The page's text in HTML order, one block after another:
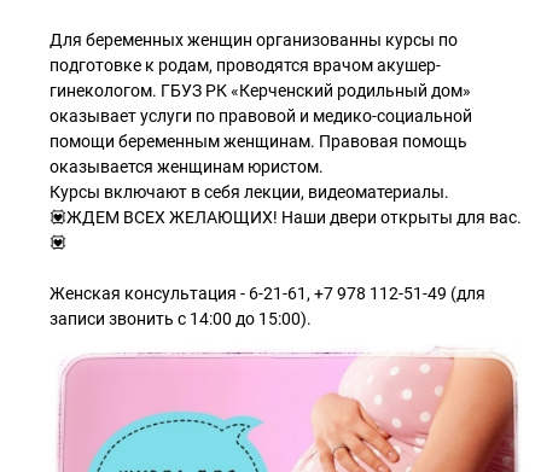
Для беременных женщин организованны курсы по
подготовке к родам, проводятся врачом акушер-
гинекологом. ГБУЗ РК «Керченский родильный дом»
оказывает услуги по правовой и медико-социальной
помощи беременным женщинам. Правовая помощь
оказывается женщинам юристом.
Курсы включают в себя лекции, видеоматериалы.
💟ЖДЕМ ВСЕХ ЖЕЛАЮЩИХ! Наши двери открыты для вас.
💟
Женская консультация - 6-21-61, +7 978 112-51-49 (для
записи звонить с 14:00 до 15:00).